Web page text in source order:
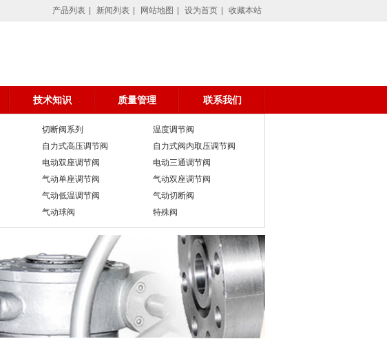
节阀专业制造气动调节阀,自力式压力调节阀,电动调节阀,温度调节阀,微压调节阀,差压调节阀,氮封阀,切
产品列表 新闻列表 网站地图 设为首页 收藏本站
技术知识 质量管理 联系我们
切断阀系列
温度调节阀
自力式高压调节阀
自力式阀内取压调节阀
电动双座调节阀
电动三通调节阀
气动单座调节阀
气动双座调节阀
气动低温调节阀
气动切断阀
气动球阀 特殊阀